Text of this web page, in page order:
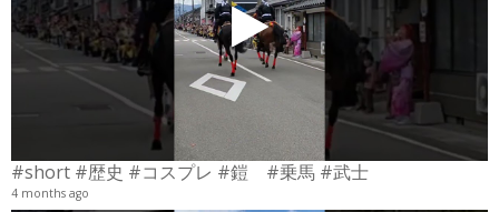
#short #歴史 #コスプレ #鎧 #乗馬 #武士
4 months ago